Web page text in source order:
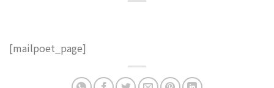
[mailpoet_page]